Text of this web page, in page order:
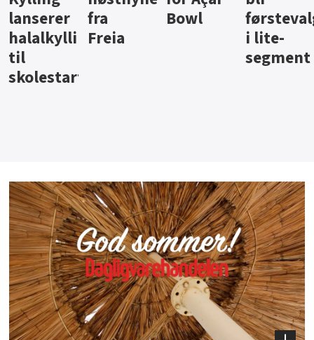
Bowl
førstevalg
i lite-
Berentsen
Hansa